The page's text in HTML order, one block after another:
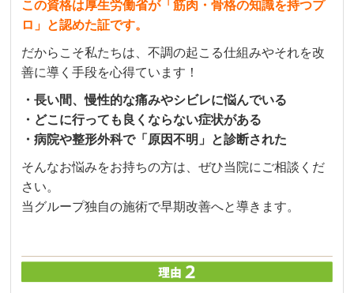
この資格は厚生労働省が「筋肉・骨格の知識を持つプ
ロ」と認めた証です。
だからこそ私たちは、不調の起こる仕組みやそれを改
善に導く手段を心得ています！
・長い間、慢性的な痛みやシビレに悩んでいる
・どこに行っても良くならない症状がある
・病院や整形外科で「原因不明」と診断された
そんなお悩みをお持ちの方は、ぜひ当院にご相談くだ
さい。
当グループ独自の施術で早期改善へと導きます。